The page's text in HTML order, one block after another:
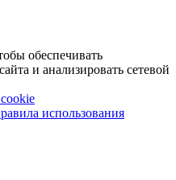
обеспечивать
и анализировать сетевой
использования